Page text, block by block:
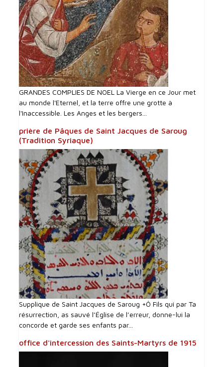
GRANDES COMPLIES DE NOEL La Vierge en ce Jour met
au monde l'Eternel, et la terre offre une grotte à
l'Inaccessible. Les Anges et les bergers...
prière de Pâques de Saint Jacques de Saroug
(Tradition Syriaque)
Supplique de Saint Jacques de Saroug +Ô Fils qui par Ta
résurrection, as sauvé l’Église de l’erreur, donne-lui la
concorde et garde ses enfants par...
office d'intercession des Saints-Martyrs de 1915